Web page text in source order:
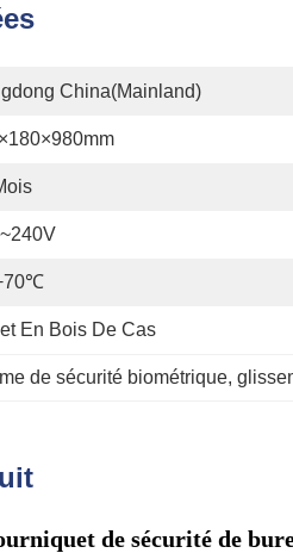
China(Mainland)
En Bois De Cas
de sécurité biométrique,
de sécurité de